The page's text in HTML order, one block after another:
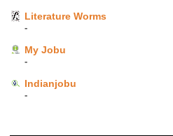
Literature Worms
-
My Jobu
-
Indianjobu
-